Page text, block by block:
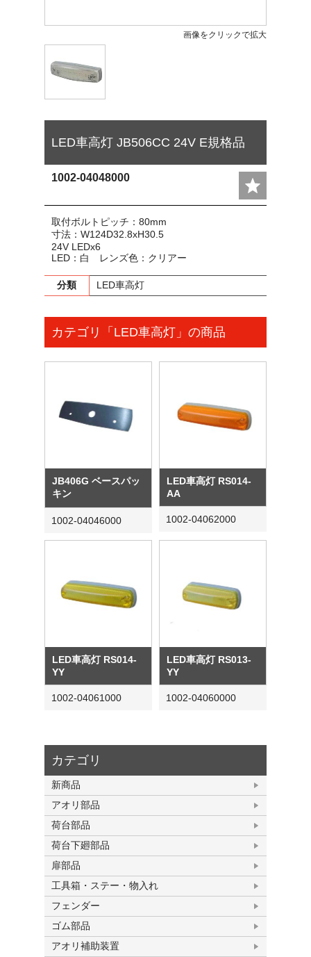
カテゴリ
新商品
アオリ部品
荷台部品
荷台下廻部品
扉部品
工具箱・ステー・物入れ
フェンダー
ゴム部品
アオリ補助装置
画像をクリックで拡大
LED車高灯 JB506CC 24V E規格品
1002-04048000
取付ボルトピッチ：80mm
寸法：W124D32.8xH30.5
24V LEDx6
LED：白 レンズ色：クリアー
分類 LED車高灯
カテゴリ「LED車高灯」の商品
JB406G ベースパッ
キン
1002-04046000
LED車高灯 RS014-
AA
1002-04062000
LED車高灯 RS014-
YY
1002-04061000
LED車高灯 RS013-
YY
1002-04060000